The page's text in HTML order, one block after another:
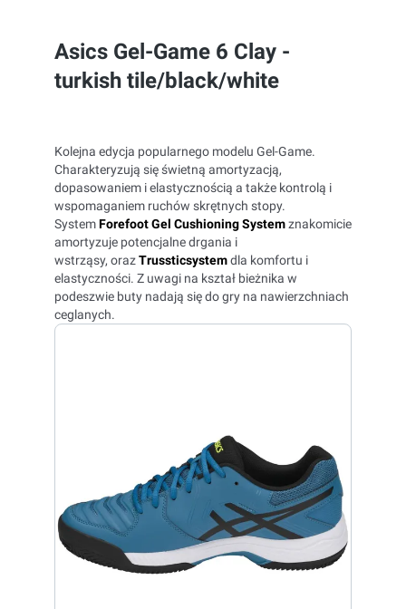
Asics Gel-Game 6 Clay -
turkish tile/black/white
Kolejna edycja popularnego modelu Gel-Game.
Charakteryzują się świetną amortyzacją,
dopasowaniem i elastycznością a także kontrolą i
wspomaganiem ruchów skrętnych stopy.
SystemForefoot Gel Cushioning Systemznakomicie
amortyzuje potencjalne drgania i
wstrząsy, orazTrussticsystemdla komfortu i
elastyczności. Z uwagi na kształ bieżnika w
podeszwie buty nadają się do gry na nawierzchniach
ceglanych.